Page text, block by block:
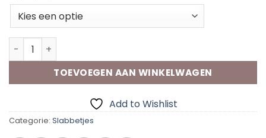
Slabbetje "Spit Happens" aantal
TOEVOEGEN AAN WINKELWAGEN
Add to Wishlist
Categorie: Slabbetjes